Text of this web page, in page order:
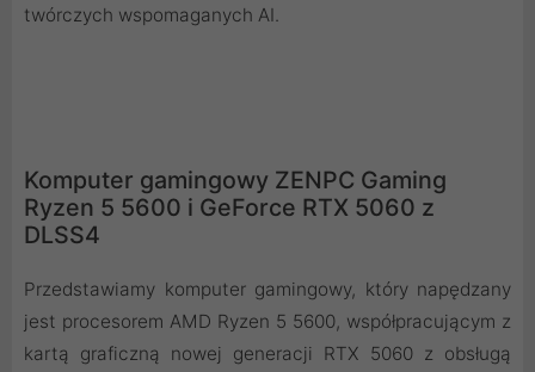
twórczych wspomaganych AI.
Komputer gamingowy ZENPC Gaming
Ryzen 5 5600 i GeForce RTX 5060 z
DLSS4
Przedstawiamy komputer gamingowy, który napędzany
jest procesorem AMD Ryzen 5 5600, współpracującym z
kartą graficzną nowej generacji RTX 5060 z obsługą